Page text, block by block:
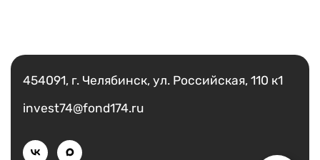
8 (800) 350 24 74
454091, г. Челябинск, ул. Российская, 110 к1
invest74@fond174.ru